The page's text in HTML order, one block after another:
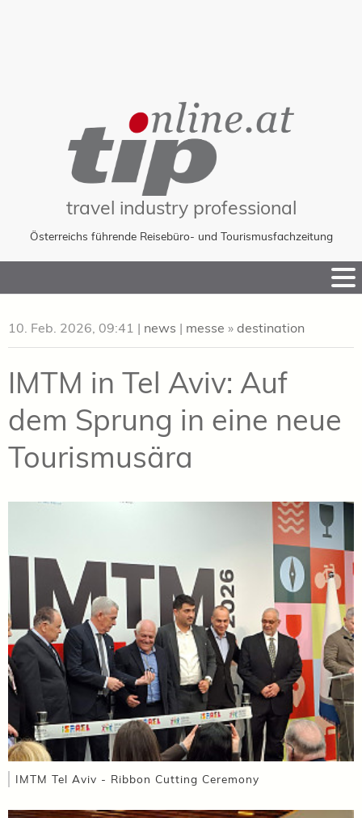
travel industry professional
Österreichs führende Reisebüro- und Tourismusfachzeitung
to
10. Feb. 2026, 09:41 | news | messe » destination
IMTM in Tel Aviv: Auf
dem Sprung in eine neue
Tourismusära
IMTM Tel Aviv - Ribbon Cutting Ceremony